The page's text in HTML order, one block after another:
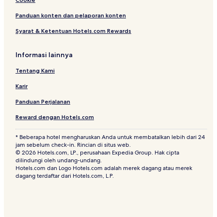
T
N
Panduan konten dan pelaporan konten
Syarat & Ketentuan Hotels.com Rewards
Informasi lainnya
Tentang Kami
Karir
Panduan Perjalanan
Reward dengan Hotels.com
* Beberapa hotel mengharuskan Anda untuk membatalkan lebih dari 24
jam sebelum check-in. Rincian di situs web.
© 2026 Hotels.com, LP., perusahaan Expedia Group. Hak cipta
dilindungi oleh undang-undang.
Hotels.com dan Logo Hotels.com adalah merek dagang atau merek
dagang terdaftar dari Hotels.com, L.P.